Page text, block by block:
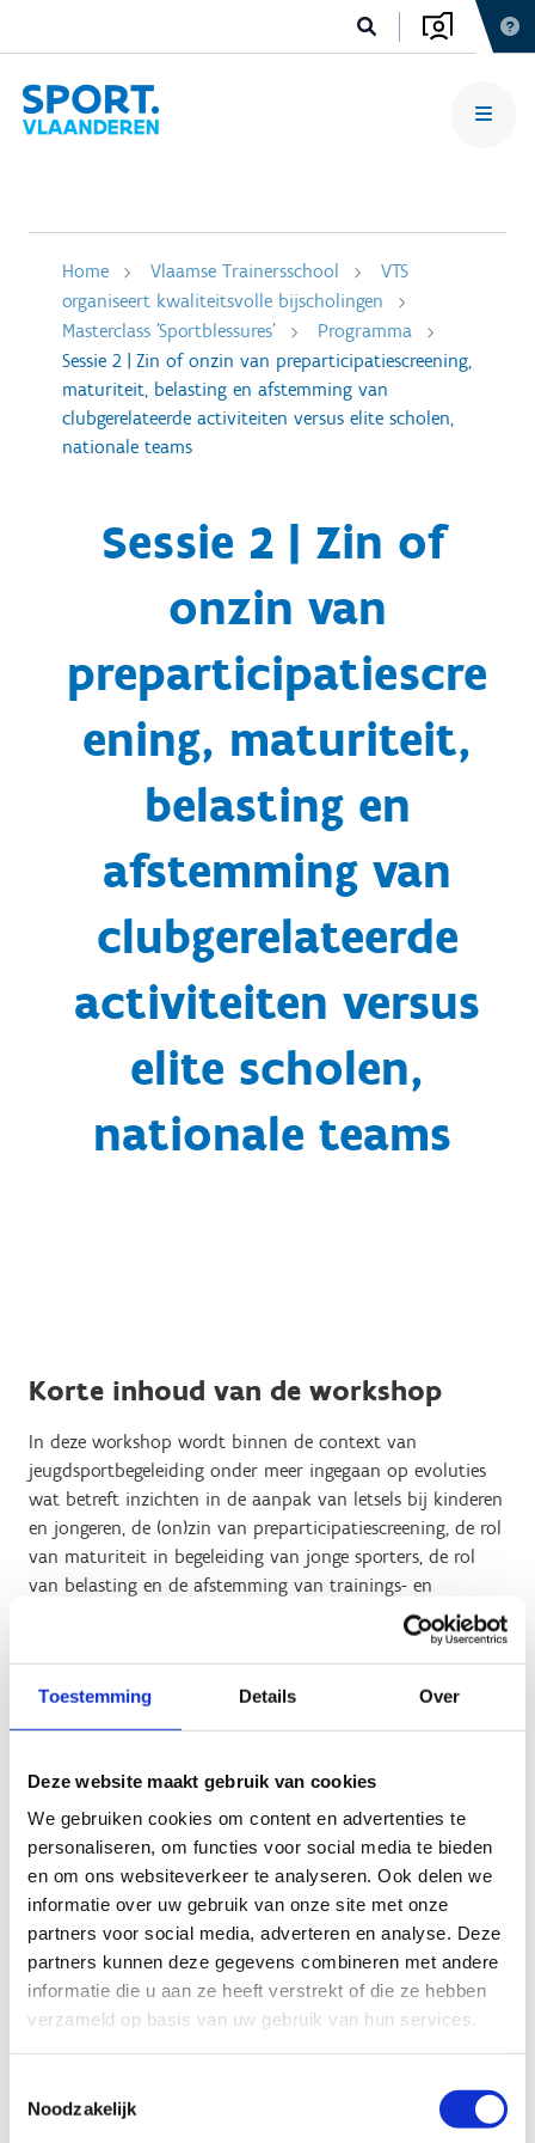
Toestemming Details Over
Deze website maakt gebruik van cookies
We gebruiken cookies om content en advertenties te
personaliseren, om functies voor social media te bieden
en om ons websiteverkeer te analyseren. Ook delen we
informatie over uw gebruik van onze site met onze
partners voor social media, adverteren en analyse. Deze
partners kunnen deze gegevens combineren met andere
informatie die u aan ze heeft verstrekt of die ze hebben
verzameld op basis van uw gebruik van hun services.
Noodzakelijk
Home Vlaamse Trainersschool
VTS
organiseert kwaliteitsvolle bijscholingen
Masterclass 'Sportblessures'
Programma
Sessie 2 | Zin of onzin van preparticipatiescreening,
maturiteit, belasting en afstemming van
clubgerelateerde activiteiten versus elite scholen,
nationale teams
Sessie 2 | Zin of
onzin van
preparticipatiescre
ening, maturiteit,
belasting en
afstemming van
clubgerelateerde
activiteiten versus
elite scholen,
nationale teams
Korte inhoud van de workshop
In deze workshop wordt binnen de context van
jeugdsportbegeleiding onder meer ingegaan op evoluties
wat betreft inzichten in de aanpak van letsels bij kinderen
en jongeren, de (on)zin van preparticipatiescreening, de rol
van maturiteit in begeleiding van jonge sporters, de rol
van belasting en de afstemming van trainings- en
Biografie van de spreker
Prof. Filip Staes is als gewoon hoogleraar verbonden aan
departement Revalidatiewetenschappen. Hij is coördinator
van de optie ‘sportkinesitherapie’ binnen de
masteropleiding Revalidatiewetenschappen en
Kinesitherapie.
Het onderzoek dat wordt uitgevoerd door het team van
Prof. Staes focust zich op twee gebieden: het begrijpen
van de gevolgen van letsels op bewegingen ter hoogte het
onderste lidmaat en het multidimensionaal inschatten
jeugdsport.